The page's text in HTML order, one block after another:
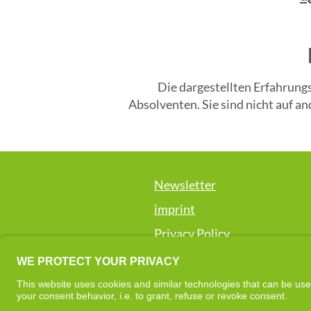
​Die dargestellten
Absolventen. Sie sind nicht auf
Newsletter
imprint
Privacy Policy
The "Cell-Re-Active Training"
promoting well-being and